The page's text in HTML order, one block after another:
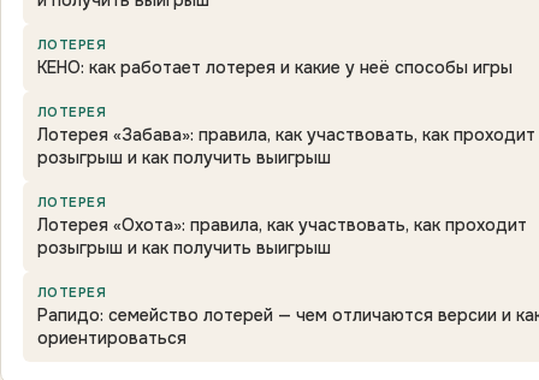
ЛОТЕРЕЯ
КЕНО: как работает лотерея и какие у неё способы игры
ЛОТЕРЕЯ
Лотерея «Забава»: правила, как участвовать, как проходит
розыгрыш и как получить выигрыш
ЛОТЕРЕЯ
Лотерея «Охота»: правила, как участвовать, как проходит
розыгрыш и как получить выигрыш
ЛОТЕРЕЯ
Рапидо: семейство лотерей — чем отличаются версии и
ориентироваться